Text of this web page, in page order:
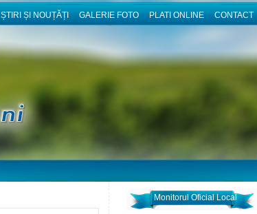
ȘTIRI ȘI NOUȚĂȚI GALERIE FOTO PLATI ONLINE CONTACT
Monitorul Oficial Local